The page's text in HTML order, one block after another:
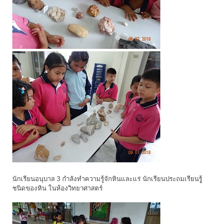
นักเรียนอนุบาล 3 กำลังทำความรู้จักหินและแร่ นักเรียนประถมเรียนรูู้
ชนิดของหิน ในห้องวิทยาศาสตร์